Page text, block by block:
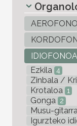
IDIOFONOA
Ezkila 4
Zinbala /
Krotaloa 1
Gonga 2
Musu-
Igurzteko